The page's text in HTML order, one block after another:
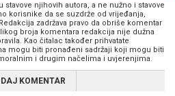
stavove njihovih autora, a ne nužno i stavove
korisnike da se suzdrže od vrijeđanja,
zadržava pravo da obriše komentar
broja komentara redakcija nije dužna
Kao čitalac također prihvatate
mogu biti pronađeni sadržaji koji mogu biti
i drugim načelima i uvjerenjima.
KOMENTAR